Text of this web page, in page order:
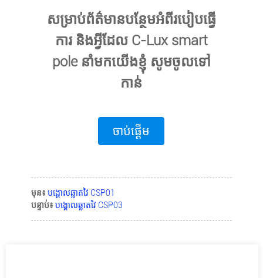
សម្រាប់ព័ត៌មានបន្ថែមអំពីរបៀបធ្វើ
ការ និងអ្វីដែល C-Lux smart
pole នាំមកយើងខ្ញុំ សូមចូលទៅ
កាន់
ចាប់ផ្តើម
មុន៖ បង្គោលឆ្លាតវៃ CSP01
បន្ទាប់៖ បង្គោលឆ្លាតវៃ CSP03